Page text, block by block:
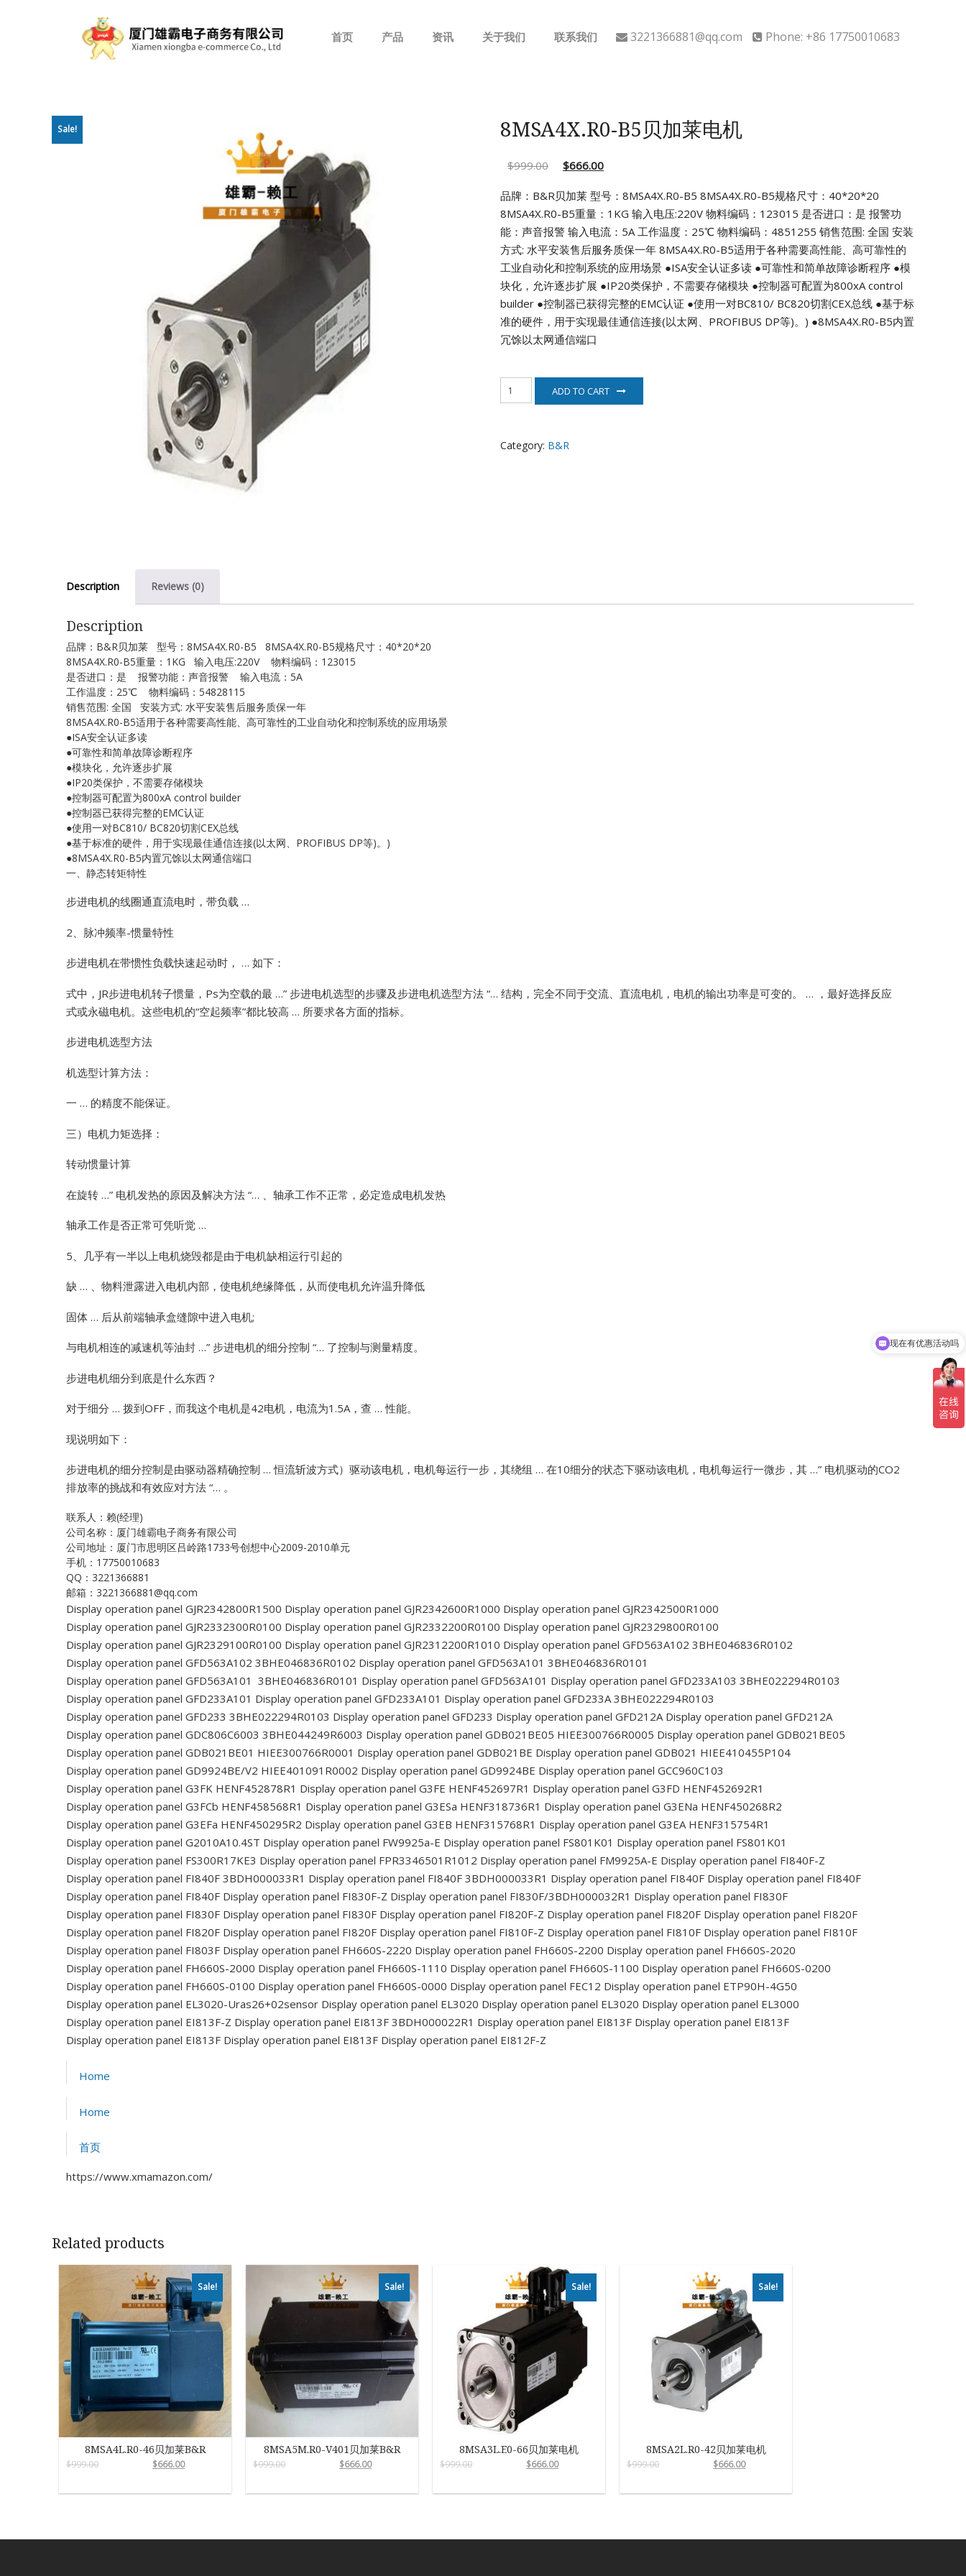
3221366881@qq.com Phone: +86 17750010683
首页 产品
Kollmorgen
Lam Research
Vibro-meter
资讯 关于我们 联系我们
Sale! 8MSA4X.R0-B5贝加莱电机
$999.00 $666.00
品牌：B&R贝加莱 型号：8MSA4X.R0-B5 8MSA4X.R0-B5规格尺寸：40*20*20
8MSA4X.R0-B5重量：1KG 输入电压:220V 物料编码：123015 是否进口：是 报警功
能：声音报警 输入电流：5A工作温度：25℃ 物料编码：4851255 销售范围: 全国 安装
方式: 水平安装售后服务质保一年 8MSA4X.R0-B5适用于各种需要高性能、高可靠性的
工业自动化和控制系统的应用场景 ●ISA安全认证多读 ●可靠性和简单故障诊断程序 ●模
块化，允许逐步扩展 ●IP20类保护，不需要存储模块 ●控制器可配置为800xA control
builder ●控制器已获得完整的EMC认证 ●使用一对BC810/ BC820切割CEX总线 ●基于标
准的硬件，用于实现最佳通信连接(以太网、PROFIBUS DP等)。) ●8MSA4X.R0-B5内置
冗馀以太网通信端口
电
ADD TO CART
Category: B&R
Description Reviews (0)
Description
品牌：B&R贝加莱 型号：8MSA4X.R0-B5 8MSA4X.R0-B5规格尺寸：40*20*20
8MSA4X.R0-B5重量：1KG 输入电压:220V 物料编码：123015
是否进口：是 报警功能：声音报警 输入电流：5A
工作温度：25℃ 物料编码：54828115
销售范围: 全国 安装方式: 水平安装售后服务质保一年
8MSA4X.R0-B5适用于各种需要高性能、高可靠性的工业自动化和控制系统的应用场景
●ISA安全认证多读
●可靠性和简单故障诊断程序
●模块化，允许逐步扩展
●IP20类保护，不需要存储模块
●控制器可配置为800xA control builder
●控制器已获得完整的EMC认证
●使用一对BC810/ BC820切割CEX总线
●基于标准的硬件，用于实现最佳通信连接(以太网、PROFIBUS DP等)。)
●8MSA4X.R0-B5内置冗馀以太网通信端口
一、静态转矩特性
步进电机的线圈通直流电时，带负载 …
2、脉冲频率-惯量特性
步进电机在带惯性负载快速起动时， … 如下：
式中，JR步进电机转子惯量，Ps为空载的最 …” 步进电机选型的步骤及步进电机选型方法 “… 结构，完全不同于交流、直流电机，电机的输出功率是可变的。 … ，最好选择反应
式或永磁电机。这些电机的“空起频率”都比较高 … 所要求各方面的指标。
步进电机选型方法
机选型计算方法：
一 … 的精度不能保证。
三）电机力矩选择：
转动惯量计算
在旋转 …” 电机发热的原因及解决方法 “… 、轴承工作不正常，必定造成电机发热
轴承工作是否正常可凭听觉 …
5、几乎有一半以上电机烧毁都是由于电机缺相运行引起的
缺 … 、物料泄露进入电机内部，使电机绝缘降低，从而使电机允许温升降低
固体 … 后从前端轴承盒缝隙中进入电机;
与电机相连的减速机等油封 …” 步进电机的细分控制 “… 了控制与测量精度。
步进电机细分到底是什么东西？
对于细分 … 拨到OFF，而我这个电机是42电机，电流为1.5A，查 … 性能。
现说明如下：
步进电机的细分控制是由驱动器精确控制 … 恒流斩波方式）驱动该电机，电机每运行一步，其绕组 … 在10细分的状态下驱动该电机，电机每运行一微步，其 …” 电机驱动的CO2
排放率的挑战和有效应对方法 “… 。
联系人：赖(经理)
公司名称：厦门雄霸电子商务有限公司
公司地址：厦门市思明区吕岭路1733号创想中心2009-2010单元
手机：17750010683
QQ：3221366881
邮箱：3221366881@qq.com
Display operation panel GJR2342800R1500 Display operation panel GJR2342600R1000 Display operation panel GJR2342500R1000
Display operation panel GJR2332300R0100 Display operation panel GJR2332200R0100 Display operation panel GJR2329800R0100
Display operation panel GJR2329100R0100 Display operation panel GJR2312200R1010 Display operation panel GFD563A102 3BHE046836R0102
Display operation panel GFD563A102 3BHE046836R0102 Display operation panel GFD563A101 3BHE046836R0101
Display operation panel GFD563A101 3BHE046836R0101 Display operation panel GFD563A101 Display operation panel GFD233A103 3BHE022294R0103
Display operation panel GFD233A101 Display operation panel GFD233A101 Display operation panel GFD233A 3BHE022294R0103
Display operation panel GFD233 3BHE022294R0103 Display operation panel GFD233 Display operation panel GFD212A Display operation panel GFD212A
Display operation panel GDC806C6003 3BHE044249R6003 Display operation panel GDB021BE05 HIEE300766R0005 Display operation panel GDB021BE05
Display operation panel GDB021BE01 HIEE300766R0001 Display operation panel GDB021BE Display operation panel GDB021 HIEE410455P104
Display operation panel GD9924BE/V2 HIEE401091R0002 Display operation panel GD9924BE Display operation panel GCC960C103
Display operation panel G3FK HENF452878R1 Display operation panel G3FE HENF452697R1 Display operation panel G3FD HENF452692R1
Display operation panel G3FCb HENF458568R1 Display operation panel G3ESa HENF318736R1 Display operation panel G3ENa HENF450268R2
Display operation panel G3EFa HENF450295R2 Display operation panel G3EB HENF315768R1 Display operation panel G3EA HENF315754R1
Display operation panel G2010A10.4ST Display operation panel FW9925a-E Display operation panel FS801K01 Display operation panel FS801K01
Display operation panel FS300R17KE3 Display operation panel FPR3346501R1012 Display operation panel FM9925A-E Display operation panel FI840F-Z
Display operation panel FI840F 3BDH000033R1 Display operation panel FI840F 3BDH000033R1 Display operation panel FI840F Display operation panel FI840F
Display operation panel FI840F Display operation panel FI830F-Z Display operation panel FI830F/3BDH000032R1 Display operation panel FI830F
Display operation panel FI830F Display operation panel FI830F Display operation panel FI820F-Z Display operation panel FI820F Display operation panel FI820F
Display operation panel FI820F Display operation panel FI820F Display operation panel FI810F-Z Display operation panel FI810F Display operation panel FI810F
Display operation panel FI803F Display operation panel FH660S-2220 Display operation panel FH660S-2200 Display operation panel FH660S-2020
Display operation panel FH660S-2000 Display operation panel FH660S-1110 Display operation panel FH660S-1100 Display operation panel FH660S-0200
Display operation panel FH660S-0100 Display operation panel FH660S-0000 Display operation panel FEC12 Display operation panel ETP90H-4G50
Display operation panel EL3020-Uras26+02sensor Display operation panel EL3020 Display operation panel EL3020 Display operation panel EL3000
Display operation panel EI813F-Z Display operation panel EI813F 3BDH000022R1 Display operation panel EI813F Display operation panel EI813F
Display operation panel EI813F Display operation panel EI813F Display operation panel EI812F-Z
Home
Home
首页
https://www.xmamazon.com/
Related products
Sale!
8MSA4L.R0-46贝加莱B&R
$999.00 $666.00
Sale!
8MSA5M.R0-V401贝加莱B&R
$999.00 $666.00
Sale!
8MSA3L.E0-66贝加莱电机
$999.00 $666.00
Sale!
8MSA2L.R0-42贝加莱电机
$999.00 $666.00
现在有优惠活动吗